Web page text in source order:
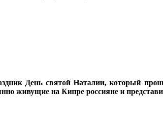
День святой Наталии, который
живущие на Кипре россияне и